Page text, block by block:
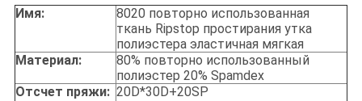
Имя:
8020 повторно использованная
ткань Ripstop простирания утка
полиэстера эластичная мягкая
Материал:
80% повторно использованный
полиэстер 20% Spamdex
Отсчет пряжи: 20D*30D+20SP